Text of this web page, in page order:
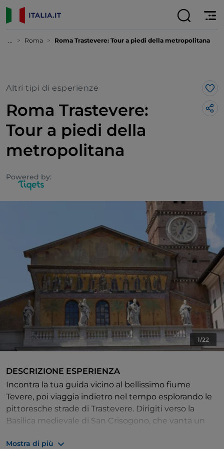
... Roma Roma Trastevere: Tour a piedi della metropolitana
Altri tipi di esperienze
Roma Trastevere:
Tour a piedi della
metropolitana
Powered by:
1/22
DESCRIZIONE ESPERIENZA
Incontra la tua guida vicino al bellissimo fiume
Tevere, poi viaggia indietro nel tempo esplorando le
pittoresche strade di Trastevere. Dirigiti verso la
Basilica medievale di San Crisogono, che vanta un
ritrovati nella Roma del IV secolo. Immergiti
Mostra di più